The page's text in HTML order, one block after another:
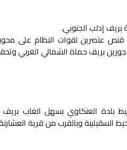
إدلب الجنوبي.
قنص عنصرين لقوات النظام على
بريف حماة الشمالي الغربي
بلدة العنكاوي بسهل الغاب
وبالقرب من قرية